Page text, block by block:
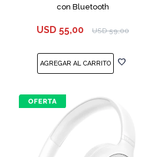
con Bluetooth
USD 55,00 USD 59,00